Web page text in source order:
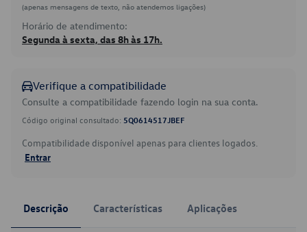
(apenas mensagens de texto, não atendemos ligações)
Horário de atendimento:
Segunda à sexta, das 8h às 17h.
Verifique a compatibilidade
Consulte a compatibilidade fazendo login na sua conta.
Código original consultado: 5Q0614517JBEF
Compatibilidade disponível apenas para clientes logados.
Entrar
Descrição Características Aplicações